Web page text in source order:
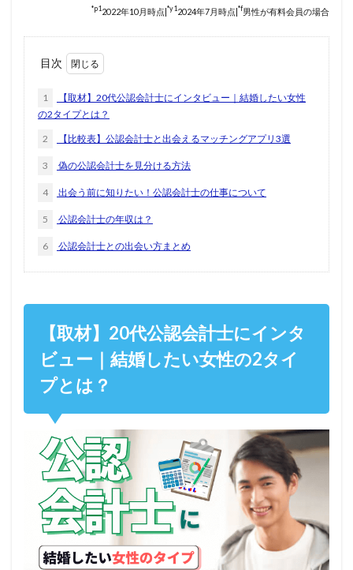
*p12022年10月時点|*y12024年7月時点|*f男性が有料会員の場合
目次
1
【取材】20代公認会計士にインタビュー｜結婚したい女性
の2タイプとは？
2 【比較表】公認会計士と出会えるマッチングアプリ3選
3 偽の公認会計士を見分ける方法
4 出会う前に知りたい！公認会計士の仕事について
5 公認会計士の年収は？
6 公認会計士との出会い方まとめ
【取材】20代公認会計士にインタ
ビュー｜結婚したい女性の2タイ
プとは？